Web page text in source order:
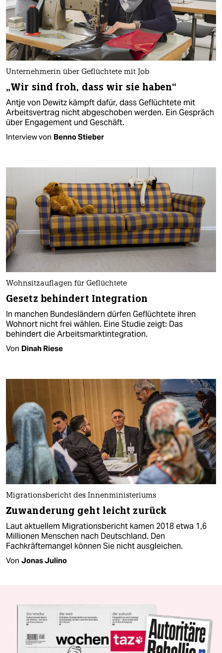
Unternehmerin über Geflüchtete mit Job
„Wir sind froh, dass wir sie haben“
Antje von Dewitz kämpft dafür, dass Geflüchtete mit
Arbeitsvertrag nicht abgeschoben werden. Ein Gespräch
über Engagement und Geschäft.
Interview von Benno Stieber
Wohnsitzauflagen für Geflüchtete
Gesetz behindert Integration
In manchen Bundesländern dürfen Geflüchtete ihren
Wohnort nicht frei wählen. Eine Studie zeigt: Das
behindert die Arbeitsmarktintegration.
Von Dinah Riese
Migrationsbericht des Innenministeriums
Zuwanderung geht leicht zurück
Laut aktuellem Migrationsbericht kamen 2018 etwa 1,6
Millionen Menschen nach Deutschland. Den
Fachkräftemangel können Sie nicht ausgleichen.
Von Jonas Julino